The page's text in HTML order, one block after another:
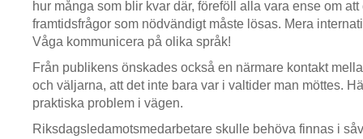
hur många som blir kvar där, föreföll alla vara ense om
framtidsfrågor som nödvändigt måste lösas. Mera
Våga kommunicera på olika språk!
Från publikens önskades också en närmare kontakt
och väljarna, att det inte bara var i valtider man möttes.
praktiska problem i vägen.
Riksdagsledamotsmedarbetare skulle behöva finnas i